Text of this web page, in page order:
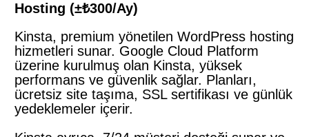
Hosting (±₺300/Ay)
Kinsta, premium yönetilen WordPress hosting
hizmetleri sunar. Google Cloud Platform
üzerine kurulmuş olan Kinsta, yüksek
performans ve güvenlik sağlar. Planları,
ücretsiz site taşıma, SSL sertifikası ve günlük
yedeklemeler içerir.